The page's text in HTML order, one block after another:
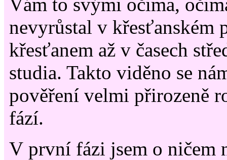
nevyrůstal v křesťanském
křesťanem až v časech
studia. Takto viděno se
pověření velmi přirozeně
fází.
V první fázi jsem o ničem